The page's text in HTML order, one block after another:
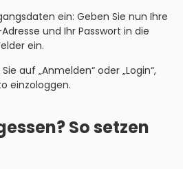
ein: Geben Sie nun Ihre
und Ihr Passwort in die
ein.
auf „Anmelden“ oder „Login“,
einzologgen.
So setzen